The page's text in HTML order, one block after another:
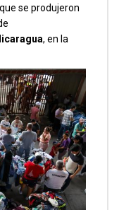
se produjeron
, en la